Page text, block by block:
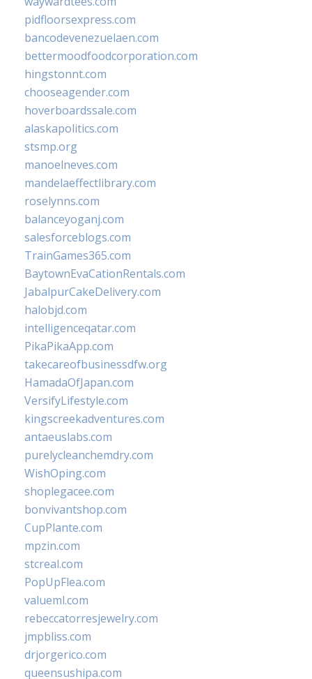
pidfloorsexpress.com
bancodevenezuelaen.com
bettermoodfoodcorporation.com
hingstonnt.com
chooseagender.com
hoverboardssale.com
alaskapolitics.com
stsmp.org
manoelneves.com
mandelaeffectlibrary.com
roselynns.com
balanceyoganj.com
salesforceblogs.com
TrainGames365.com
BaytownEvaCationRentals.com
JabalpurCakeDelivery.com
halobjd.com
intelligenceqatar.com
PikaPikaApp.com
takecareofbusinessdfw.org
HamadaOfJapan.com
VersifyLifestyle.com
kingscreekadventures.com
antaeuslabs.com
purelycleanchemdry.com
WishOping.com
shoplegacee.com
bonvivantshop.com
CupPlante.com
mpzin.com
stcreal.com
PopUpFlea.com
valueml.com
rebeccatorresjewelry.com
jmpbliss.com
drjorgerico.com
queensushipa.com